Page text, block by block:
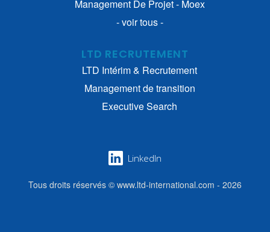
Management De Projet - Moex
- voir tous -
LTD RECRUTEMENT
LTD Intérim & Recrutement
Management de transition
Executive Search
LinkedIn
Tous droits réservés © www.ltd-international.com - 2026